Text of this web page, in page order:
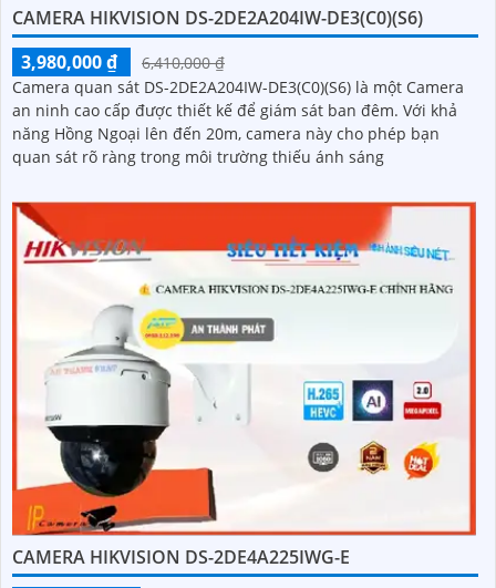
CAMERA HIKVISION DS-2DE2A204IW-DE3(C0)(S6)
3,980,000 ₫
6,410,000 ₫
Camera quan sát DS-2DE2A204IW-DE3(C0)(S6) là một Camera
an ninh cao cấp được thiết kế để giám sát ban đêm. Với khả
năng Hồng Ngoại lên đến 20m, camera này cho phép bạn
quan sát rõ ràng trong môi trường thiếu ánh sáng
CAMERA HIKVISION DS-2DE4A225IWG-E